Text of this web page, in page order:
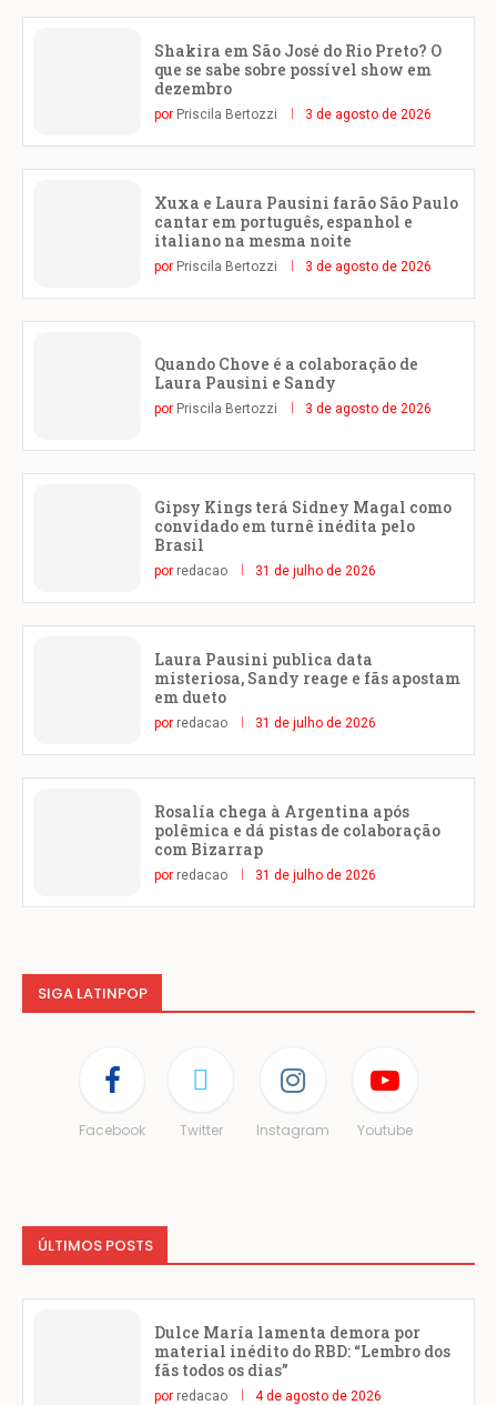
Shakira em São José do Rio Preto? O
que se sabe sobre possível show em
dezembro
por Priscila Bertozzi 3 de agosto de 2026
Xuxa e Laura Pausini farão São Paulo
cantar em português, espanhol e
italiano na mesma noite
por Priscila Bertozzi 3 de agosto de 2026
Quando Chove é a colaboração de
Laura Pausini e Sandy
por Priscila Bertozzi 3 de agosto de 2026
Gipsy Kings terá Sidney Magal como
convidado em turnê inédita pelo
Brasil
por redacao 31 de julho de 2026
Laura Pausini publica data
misteriosa, Sandy reage e fãs apostam
em dueto
por redacao 31 de julho de 2026
Rosalía chega à Argentina após
polêmica e dá pistas de colaboração
com Bizarrap
por redacao 31 de julho de 2026
SIGA LATINPOP
Facebook Twitter Instagram Youtube
ÚLTIMOS POSTS
Dulce María lamenta demora por
material inédito do RBD: “Lembro dos
fãs todos os dias”
por redacao 4 de agosto de 2026